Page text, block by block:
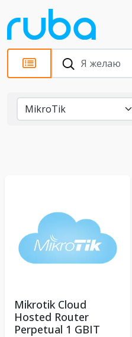
Бренды
Mikrotik Cloud
Hosted Router
Perpetual 1 GBIT